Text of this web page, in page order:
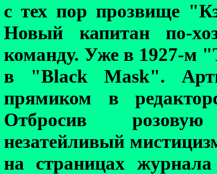
с тех пор прозвище
Новый капитан по-
команду. Уже в 1927-м
в "Black Mask".
прямиком в
Отбросив
незатейливый
на страницах